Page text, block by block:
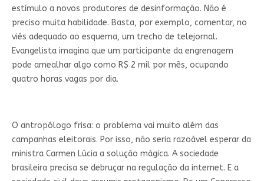
estímulo a novos produtores de desinformação. Não é
preciso muita habilidade. Basta, por exemplo, comentar, no
viés adequado ao esquema, um trecho de telejornal.
Evangelista imagina que um participante da engrenagem
pode amealhar algo como R$ 2 mil por mês, ocupando
quatro horas vagas por dia.
O antropólogo frisa: o problema vai muito além das
campanhas eleitorais. Por isso, não seria razoável esperar da
ministra Carmen Lúcia a solução mágica. A sociedade
brasileira precisa se debruçar na regulação da internet. E a